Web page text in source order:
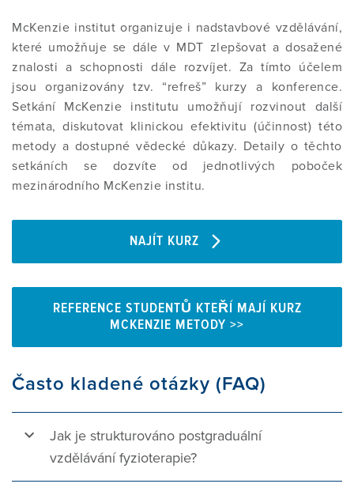
McKenzie institut organizuje i nadstavbové vzdělávání,
které umožňuje se dále v MDT zlepšovat a dosažené
znalosti a schopnosti dále rozvíjet. Za tímto účelem
jsou organizovány tzv. “refreš” kurzy a konference.
Setkání McKenzie institutu umožňují rozvinout další
témata, diskutovat klinickou efektivitu (účinnost) této
metody a dostupné vědecké důkazy. Detaily o těchto
setkáních se dozvíte od jednotlivých poboček
mezinárodního McKenzie institu.
NAJÍT KURZ
REFERENCE STUDENTŮ KTEŘÍ MAJÍ KURZ
MCKENZIE METODY >>
Často kladené otázky (FAQ)
Jak je strukturováno postgraduální
vzdělávání fyzioterapie?